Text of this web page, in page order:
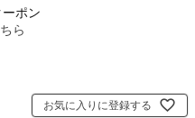
ポン
ら
お気に入りに登録する